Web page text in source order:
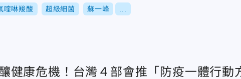
喹啉羧酸 超級細菌 蘇一峰
健康危機！台灣４部會推「防疫一體行動